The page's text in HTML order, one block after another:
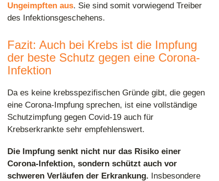
Ungeimpften aus. Sie sind somit vorwiegend Treiber
des Infektionsgeschehens.
Fazit: Auch bei Krebs ist die Impfung
der beste Schutz gegen eine Corona-
Infektion
Da es keine krebsspezifischen Gründe gibt, die gegen
eine Corona-Impfung sprechen, ist eine vollständige
Schutzimpfung gegen Covid-19 auch für
Krebserkrankte sehr empfehlenswert.
Die Impfung senkt nicht nur das Risiko einer
Corona-Infektion, sondern schützt auch vor
schweren Verläufen der Erkrankung. Insbesondere